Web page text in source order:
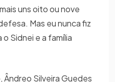
uns oito ou nove
Mas eu nunca fiz
Sidnei e a família
Silveira Guedes